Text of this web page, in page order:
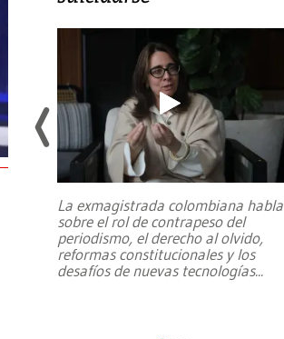
La exmagistrada colombiana habla
sobre el rol de contrapeso del
periodismo, el derecho al olvido,
reformas constitucionales y los
desafíos de nuevas tecnologías...